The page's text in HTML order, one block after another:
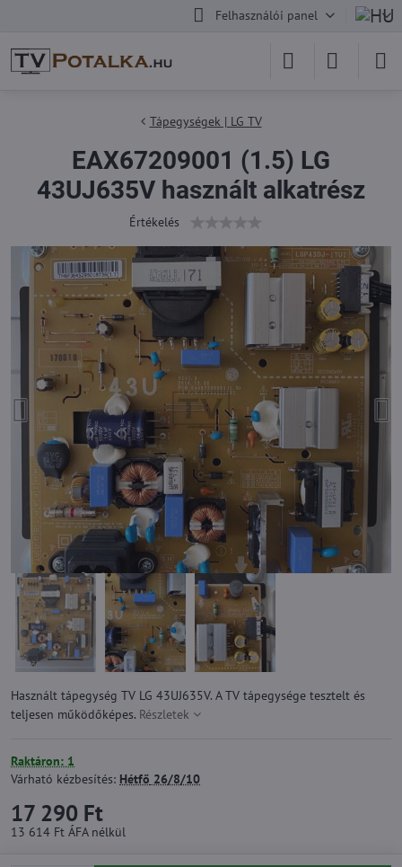
Felhasználói panel
Tápegységek | LG TV
EAX67209001 (1.5) LG
43UJ635V használt alkatrész
Értékelés
Használt tápegység TV LG 43UJ635V. A TV tápegysége tesztelt és
teljesen működőképes. Részletek
Raktáron: 1
Várható kézbesítés: Hétfő 26/8/10
17 290 Ft
13 614 Ft ÁFA nélkül